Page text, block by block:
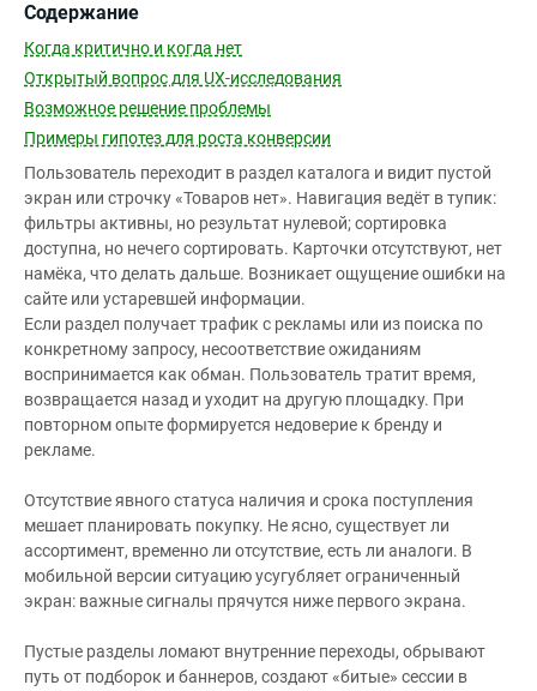
Содержание
Когда критично и когда нет
Открытый вопрос для UX-исследования
Возможное решение проблемы
Примеры гипотез для роста конверсии
Пользователь переходит в раздел каталога и видит пустой
экран или строчку «Товаров нет». Навигация ведёт в тупик:
фильтры активны, но результат нулевой; сортировка
доступна, но нечего сортировать. Карточки отсутствуют, нет
намёка, что делать дальше. Возникает ощущение ошибки на
сайте или устаревшей информации.
Если раздел получает трафик с рекламы или из поиска по
конкретному запросу, несоответствие ожиданиям
воспринимается как обман. Пользователь тратит время,
возвращается назад и уходит на другую площадку. При
повторном опыте формируется недоверие к бренду и
рекламе.
Отсутствие явного статуса наличия и срока поступления
мешает планировать покупку. Не ясно, существует ли
ассортимент, временно ли отсутствие, есть ли аналоги. В
мобильной версии ситуацию усугубляет ограниченный
экран: важные сигналы прячутся ниже первого экрана.
Пустые разделы ломают внутренние переходы, обрывают
путь от подборок и баннеров, создают «битые» сессии в